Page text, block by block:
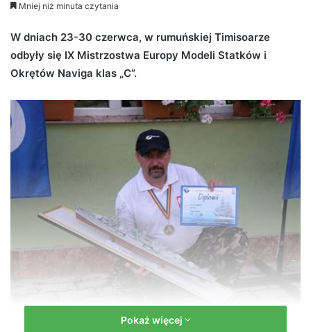
d
a
m
a
Mniej niż minuta czytania
W dniach 23-30 czerwca, w rumuńskiej Timisoarze
odbyły się IX Mistrzostwa Europy Modeli Statków i
Okrętów Naviga klas „C”.
Pokaż więcej